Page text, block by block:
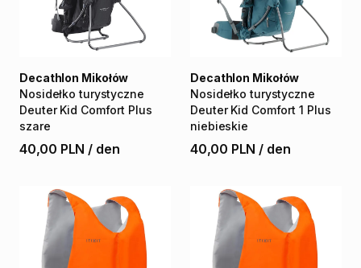
Nosidełko turystyczne
Deuter Kid Comfort Plus
szare
Decathlon Mikołów
40,00 PLN / den
Nosidełko turystyczne
Deuter Kid Comfort 1 Plus
niebieskie
Decathlon Mikołów
40,00 PLN / den